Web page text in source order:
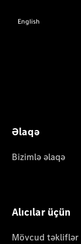
English
Əlaqə
Bizimlə əlaqə
Alıcılar üçün
Mövcud təkliflər